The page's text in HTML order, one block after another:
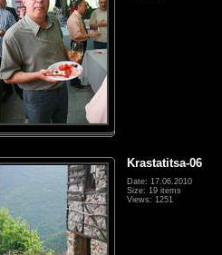
Krastatitsa-06
Date: 17.06.2010
Size: 19 items
Views: 1251